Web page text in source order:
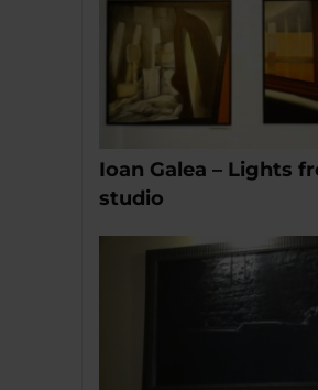
Ioan Galea – Lights
studio